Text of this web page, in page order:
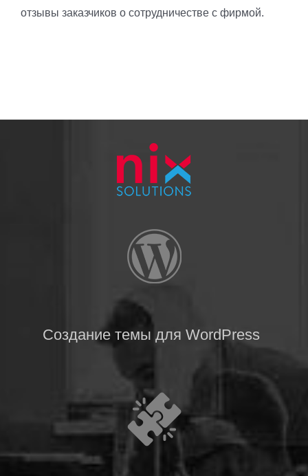
отзывы заказчиков о сотрудничестве с фирмой.
Создание темы для WordPress